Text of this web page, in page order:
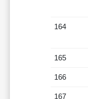
164
165
166
167